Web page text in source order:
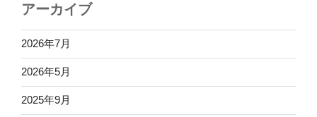
アーカイブ
2026年7月
2026年5月
2025年9月